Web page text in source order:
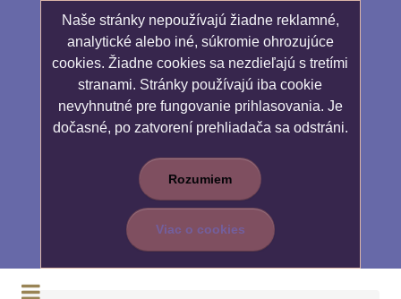
Naše stránky nepoužívajú žiadne reklamné,
analytické alebo iné, súkromie ohrozujúce
cookies. Žiadne cookies sa nezdieľajú s tretími
stranami. Stránky používajú iba cookie
nevyhnutné pre fungovanie prihlasovania. Je
dočasné, po zatvorení prehliadača sa odstráni.
Rozumiem
Viac o cookies